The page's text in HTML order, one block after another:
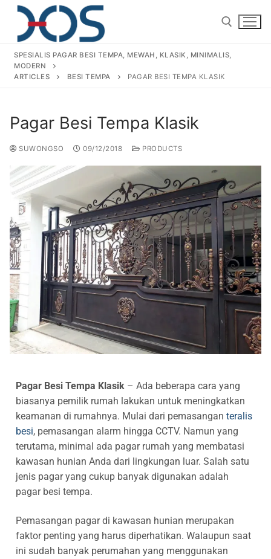
Home
About Us
Products
Pagar Besi Tempa Klasik
Railing Tangga Besi Tempa
Railing Balkon Besi Tempa Klasik
Kursi Taman Besi Tempa
Ornamen Besi Tempa Murah Jakarta
Ranjang Besi Tempa Klasik
Tiang Lampu PJU Antik
Pengecoran Logam Jakarta
Alat Fitness Outdoor Murah
Gallery
Gallery Gambar Pagar Besi Tempa Mewah
Gallery Kursi Taman & Kursi Teras Besi Tempa
Gallery Railing Tangga Besi Tempa Klasik Mewah
Gallery Ranjang Besi Tempa Antik Mewah
Articles
Projects
Contact Us
SPESIALIS PAGAR BESI TEMPA, MEWAH, KLASIK, MINIMALIS,
MODERN
ARTICLES
BESI TEMPA PAGAR BESI TEMPA KLASIK
Pagar Besi Tempa Klasik
SUWONGSO 09/12/2018 PRODUCTS
Pagar Besi Tempa Klasik – Ada beberapa cara yang
biasanya pemilik rumah lakukan untuk meningkatkan
keamanan di rumahnya. Mulai dari pemasangan teralis
besi, pemasangan alarm hingga CCTV. Namun yang
terutama, minimal ada pagar rumah yang membatasi
kawasan hunian Anda dari lingkungan luar. Salah satu
jenis pagar yang cukup banyak digunakan adalah
pagar besi tempa.
Pemasangan pagar di kawasan hunian merupakan
faktor penting yang harus diperhatikan. Walaupun saat
ini sudah banyak perumahan yang menggunakan